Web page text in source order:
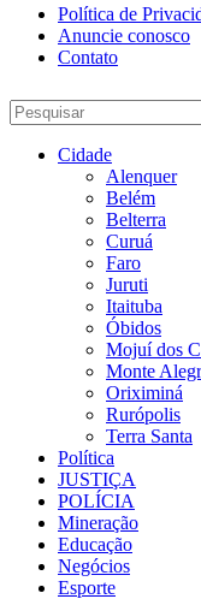
Política de
Anuncie conosco
Contato
Cidade
Alenquer
Belém
Belterra
Curuá
Faro
Juruti
Itaituba
Óbidos
Mojuí dos
Monte
Oriximiná
Rurópolis
Terra Santa
Política
JUSTIÇA
POLÍCIA
Mineração
Educação
Negócios
Esporte